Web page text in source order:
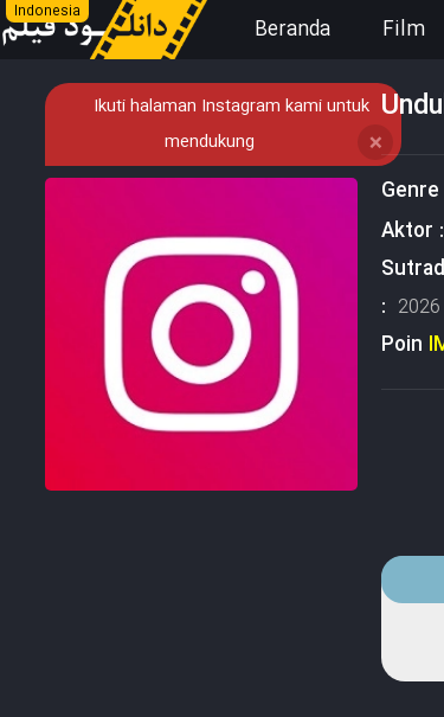
Indonesia
Beranda Film
Ikuti halaman Instagram kami untuk
mendukung
❌
Genre
Aktor :
: 2026
Poin